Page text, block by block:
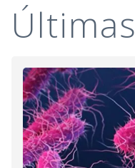
Últimas